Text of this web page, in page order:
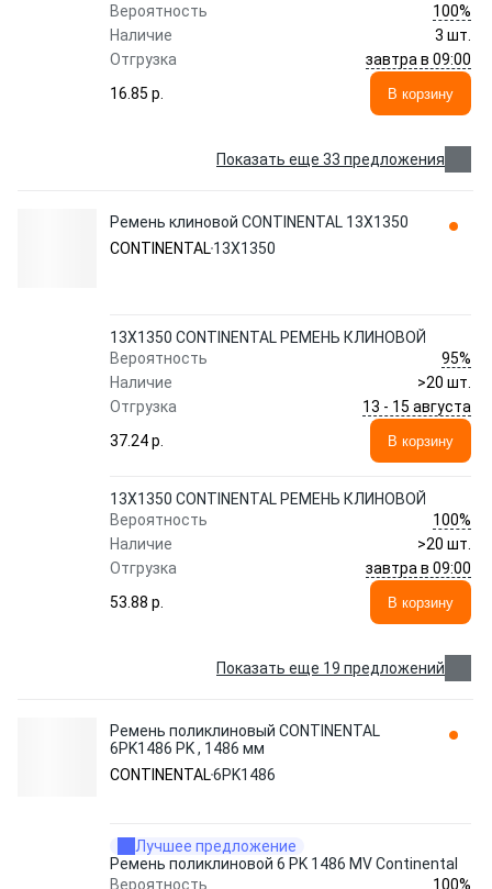
Вероятность
100%
Наличие
3 шт.
Отгрузка
завтра в 09:00
16.85 p.
В корзину
Показать еще 33 предложения
Ремень клиновой CONTINENTAL 13X1350
CONTINENTAL13X1350
13X1350 CONTINENTAL РЕМЕНЬ КЛИНОВОЙ
Вероятность
95%
Наличие
>20 шт.
Отгрузка
13 - 15 августа
37.24 p.
В корзину
13X1350 CONTINENTAL РЕМЕНЬ КЛИНОВОЙ
Вероятность
100%
Наличие
>20 шт.
Отгрузка
завтра в 09:00
53.88 p.
В корзину
Показать еще 19 предложений
Ремень поликлиновый CONTINENTAL
6PK1486 PK , 1486 мм
CONTINENTAL6PK1486
Лучшее предложение
Ремень поликлиновой 6 PK 1486 MV Continental
Вероятность
100%